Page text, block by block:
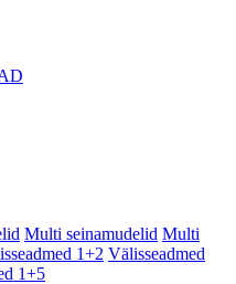
Multi seinamudelid Multi
1+2 Välisseadmed
1+5